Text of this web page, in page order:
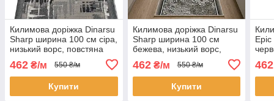
Килимова доріжка Dinarsu
Sharp ширина 100 см сіра,
низький ворс, повстяна
основа, на відріз (ціна за
пог. м)
462 ₴/м 550 ₴/м
Купити
Килимова доріжка Dinarsu
Sharp ширина 100 см
бежева, низький ворс,
повстяна основа, на відріз
(ціна за пог. м)
462₴/м 550 ₴/м
Купити
462